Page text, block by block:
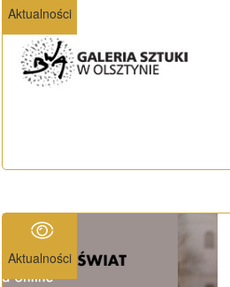
Aktualności
Aktualności